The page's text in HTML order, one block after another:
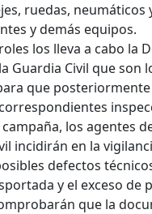
ruedas, neumáticos
y demás equipos.
los lleva a cabo la
Guardia Civil que son
que
los agentes
incidirán en la
defectos
y el exceso de
que la